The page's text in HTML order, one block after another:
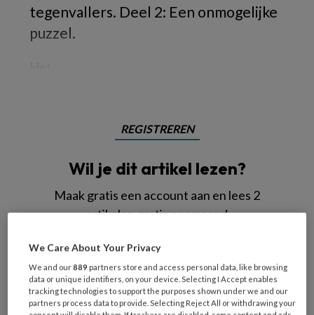
tegenvallers. Deel 2: Een onmogelijke
puzzel.
REGISTREREN
Wil je dit artikel lezen?
Maak gratis een account aan en lees 2
artikelen gratis per maand
Al een account of abonnement?
Wat
is
We Care About Your Privacy
We and our889 partners store and access personal data, like browsing
data or unique identifiers, on your device. Selecting I Accept enables
tracking technologies to support the purposes shown under we and our
partners process data to provide. Selecting Reject All or withdrawing your